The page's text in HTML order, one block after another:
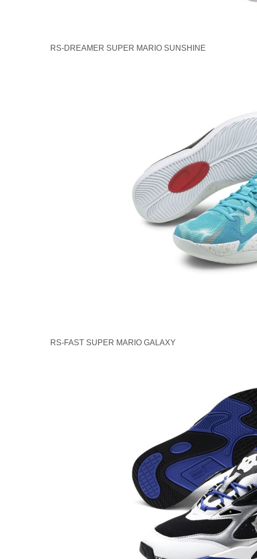
RS-DREAMER SUPER MARIO SUNSHINE
RS-FAST SUPER MARIO GALAXY